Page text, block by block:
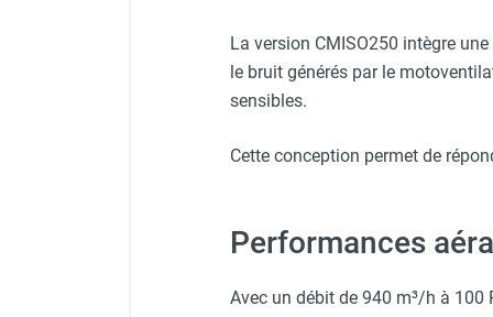
Chauffage FARM au fioul
Chauffage d'atelier granulés / bois /
Aérotherme fixe mural
Aérotherme à eau chaude ou froide
Aérotherme pompe à chaleur
La version CMISO250 intègre
le bruit générés par le
sensibles.
Cette conception permet de
Performances
Avec un débit de 940 m³/h à 100